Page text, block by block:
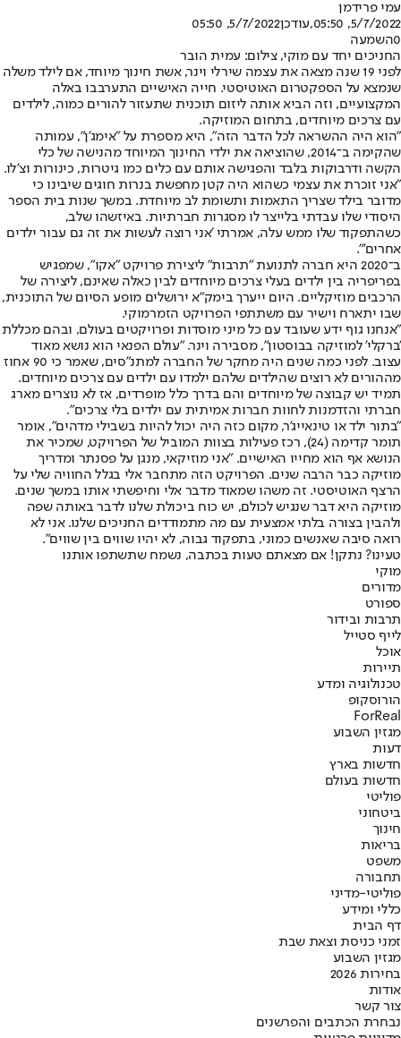
עמי פרידמן
5/7/2022, 05:50
,עודכן5/7/2022, 05:50
0השמעה
החניכים יחד עם מוקי, צילום: עמית הובר
לפני 19 שנה מצאה את עצמה שירלי וינר, אשת חינוך מיוחד, אם לילד משלה
שנמצא על הספקטרום האוטיסטי. חייה האישיים התערבבו באלה
המקצועיים, וזה הביא אותה ליזום תוכנית שתעזור להורים כמוה, לילדים
עם צרכים מיוחדים, בתחום המוזיקה.
"הוא היה ההשראה לכל הדבר הזה", היא מספרת על "אימג'ן", עמותה
שהקימה ב־2014, שהוציאה את ילדי החינוך המיוחד מהנישה של כלי
הקשה ודרבוקות בלבד והפגישה אותם עם כלים כמו גיטרות, כינורות וצ'לו.
"אני זוכרת את עצמי כשהוא היה קטן מחפשת בנרות חוגים שיבינו כי
מדובר בילד שצריך התאמות ותשומת לב מיוחדת. במשך שנות בית הספר
היסודי שלו עבדתי בלייצר לו מסגרות חברתיות. באיזשהו שלב,
כשהתפקוד שלו ממש עלה, אמרתי 'אני רוצה לעשות את זה גם עבור ילדים
אחרים'".
ב־2020 היא חברה לתנועת "תרבות" ליצירת פרויקט "אקו", שמפגיש
בפריפריה בין ילדים בעלי צרכים מיוחדים לבין כאלה שאינם, ליצירה של
הרכבים מוזיקליים. היום ייערך בימק"א ירושלים מופע הסיום של התוכנית,
שבו יתארח וישיר עם משתתפי הפרויקט הזמרמוקי.
"אנחנו גוף ידע שעובד עם כל מיני מוסדות ופרויקטים בעולם, ובהם מכללת
'ברקלי' למוזיקה בבוסטון", מסבירה וינר. "עולם הפנאי הוא נושא מאוד
עצוב. לפני כמה שנים היה מחקר של החברה למתנ"סים, שאמר כי 90 אחוז
מההורים לא רוצים שהילדים שלהם ילמדו עם ילדים עם צרכים מיוחדים.
תמיד יש קבוצה של מיוחדים והם בדרך כלל מופרדים, אז לא נוצרים מארג
חברתי והזדמנות לחוות חברות אמיתית עם ילדים בלי צרכים".
"בתור ילד או טינאייג'ר, מקום כזה היה יכול להיות בשבילי מדהים", אומר
תומר קדימה (24), רכז פעילות בצוות המוביל של הפרויקט, שמכיר את
הנושא אף הוא מחייו האישיים. "אני מוזיקאי, מנגן על פסנתר ומדריך
מוזיקה כבר הרבה שנים. הפרויקט הזה מתחבר אלי בגלל החוויה שלי על
הרצף האוטיסטי. זה משהו שמאוד מדבר אלי וחיפשתי אותו במשך שנים.
מוזיקה היא דבר שנגיש לכולם, יש כוח ביכולת שלנו לדבר באותה שפה
ולהבין בצורה בלתי אמצעית עם מה מתמודדים החניכים שלנו. אני לא
רואה סיבה שאנשים כמוני, בתפקוד גבוה, לא יהיו שווים בין שווים".
טעינו? נתקן! אם מצאתם טעות בכתבה, נשמח שתשתפו אותנו
מוקי
מדורים
ספורט
תרבות ובידור
לייף סטייל
אוכל
תיירות
טכנולוגיה ומדע
הורוסקופ
ForReal
מגזין השבוע
דעות
חדשות בארץ
חדשות בעולם
פוליטי
ביטחוני
חינוך
בריאות
משפט
תחבורה
פוליטי-מדיני
כללי ומידע
דף הבית
זמני כניסת וצאת שבת
מגזין השבוע
בחירות 2026
אודות
צור קשר
נבחרת הכתבים והפרשנים